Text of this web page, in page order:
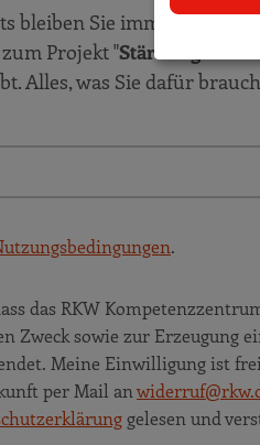
bleiben Sie immer auf
Projekt "Stärkung von
Alles, was Sie dafür
.
das RKW
Zweck sowie zur Erzeugung
Meine Einwilligung ist
per Mail an
gelesen und